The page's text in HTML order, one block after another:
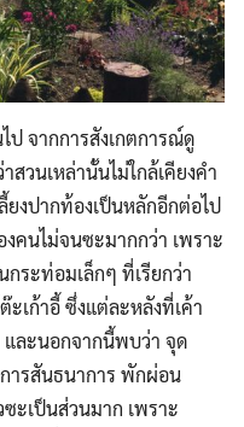
จากการสังเกตการณ์ดู
สวนเหล่านั้นไม่ใกล้เคียงคำ
งปากท้องเป็นหลักอีกต่อไป
คนไม่จนซะมากกว่า เพราะ
ระท่อมเล็กๆ ที่เรียกว่า
ต๊ะเก้าอี้ ซึ่งแต่ละหลังที่เค้า
และนอกจากนี้พบว่า จุด
ารสันธนาการ พักผ่อน
ะเป็นส่วนมาก เพราะ